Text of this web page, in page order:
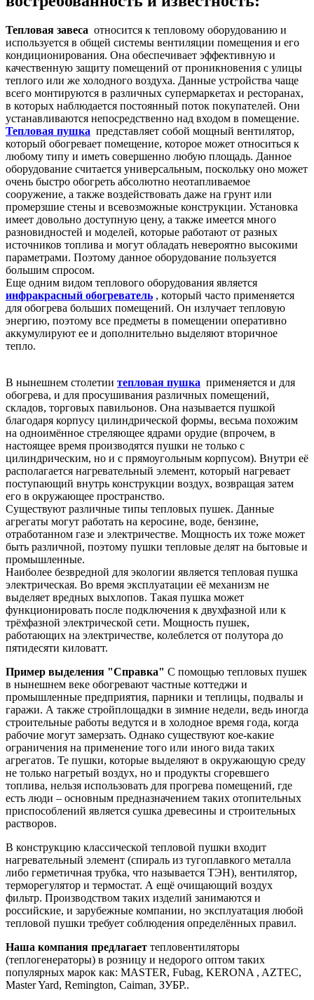
Тепловая завеса относится к тепловому оборудованию и
используется в общей системы вентиляции помещения и его
кондиционирования. Она обеспечивает эффективную и
качественную защиту помещений от проникновения с улицы
теплого или же холодного воздуха. Данные устройства чаще
всего монтируются в различных супермаркетах и ресторанах,
в которых наблюдается постоянный поток покупателей. Они
устанавливаются непосредственно над входом в помещение.
Тепловая пушка представляет собой мощный вентилятор,
который обогревает помещение, которое может относиться к
любому типу и иметь совершенно любую площадь. Данное
оборудование считается универсальным, поскольку оно может
очень быстро обогреть абсолютно неотапливаемое
сооружение, а также воздействовать даже на грунт или
промерзшие стены и всевозможные конструкции. Установка
имеет довольно доступную цену, а также имеется много
разновидностей и моделей, которые работают от разных
источников топлива и могут обладать невероятно высокими
параметрами. Поэтому данное оборудование пользуется
большим спросом.
Еще одним видом теплового оборудования является
инфракрасный обогреватель , который часто применяется
для обогрева больших помещений. Он излучает тепловую
энергию, поэтому все предметы в помещении оперативно
аккумулируют ее и дополнительно выделяют вторичное
тепло.
В нынешнем столетии тепловая пушка применяется и для
обогрева, и для просушивания различных помещений,
складов, торговых павильонов. Она называется пушкой
благодаря корпусу цилиндрической формы, весьма похожим
на одноимённое стреляющее ядрами орудие (впрочем, в
настоящее время производятся пушки не только с
цилиндрическим, но и с прямоугольным корпусом). Внутри её
располагается нагревательный элемент, который нагревает
поступающий внутрь конструкции воздух, возвращая затем
его в окружающее пространство.
Существуют различные типы тепловых пушек. Данные
агрегаты могут работать на керосине, воде, бензине,
отработанном газе и электричестве. Мощность их тоже может
быть различной, поэтому пушки тепловые делят на бытовые и
промышленные.
Наиболее безвредной для экологии является тепловая пушка
электрическая. Во время эксплуатации её механизм не
выделяет вредных выхлопов. Такая пушка может
функционировать после подключения к двухфазной или к
трёхфазной электрической сети. Мощность пушек,
работающих на электричестве, колеблется от полутора до
пятидесяти киловатт.
Пример выделения "Справка" С помощью тепловых пушек
в нынешнем веке обогревают частные коттеджи и
промышленные предприятия, парники и теплицы, подвалы и
гаражи. А также стройплощадки в зимние недели, ведь иногда
строительные работы ведутся и в холодное время года, когда
рабочие могут замерзать. Однако существуют кое-какие
ограничения на применение того или иного вида таких
агрегатов. Те пушки, которые выделяют в окружающую среду
не только нагретый воздух, но и продукты сгоревшего
топлива, нельзя использовать для прогрева помещений, где
есть люди – основным предназначением таких отопительных
приспособлений является сушка древесины и строительных
растворов.
В конструкцию классической тепловой пушки входит
нагревательный элемент (спираль из тугоплавкого металла
либо герметичная трубка, что называется ТЭН), вентилятор,
терморегулятор и термостат. А ещё очищающий воздух
фильтр. Производством таких изделий занимаются и
российские, и зарубежные компании, но эксплуатация любой
тепловой пушки требует соблюдения определённых правил.
Наша компания предлагает тепловентиляторы
(теплогенераторы) в розницу и недорого оптом таких
популярных марок как: MASTER, Fubag, KERONA , AZTEC,
Master Yard, Remington, Caiman, ЗУБР..